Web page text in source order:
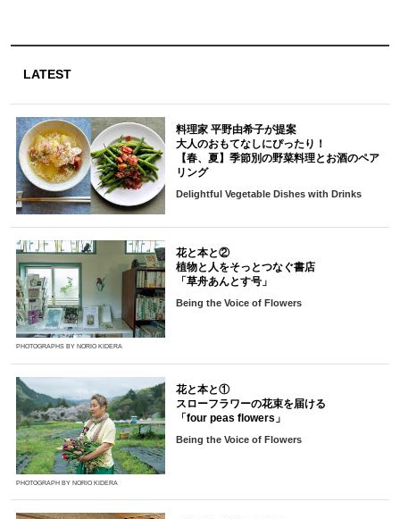
LATEST
料理家 平野由希子が提案
大人のおもてなしにぴったり！
【春、夏】季節別の野菜料理とお酒のペア
リング
Delightful Vegetable Dishes with Drinks
PHOTOGRAPHS BY NORIO KIDERA
花と本と②
植物と人をそっとつなぐ書店
「草舟あんとす号」
Being the Voice of Flowers
PHOTOGRAPH BY NORIO KIDERA
花と本と①
スローフラワーの花束を届ける
「four peas flowers」
Being the Voice of Flowers